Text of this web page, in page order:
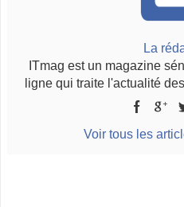
La
ITmag est un magazine
ligne qui traite l'actualité
Voir tous les